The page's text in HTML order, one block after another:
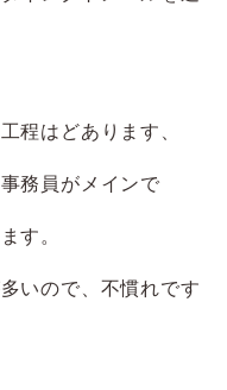
程はどあります、
務員がメインで
す。
いので、不慣れです